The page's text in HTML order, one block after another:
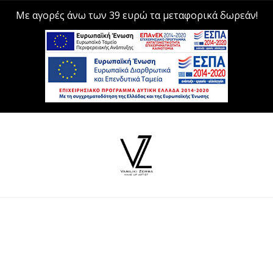
Με αγορές άνω των 39 ευρώ τα μεταφορικά δωρεάν!